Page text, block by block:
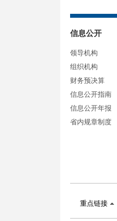
信息公开
领导机构
组织机构
财务预决算
信息公开指南
信息公开年报
省内规章制度
重点链接